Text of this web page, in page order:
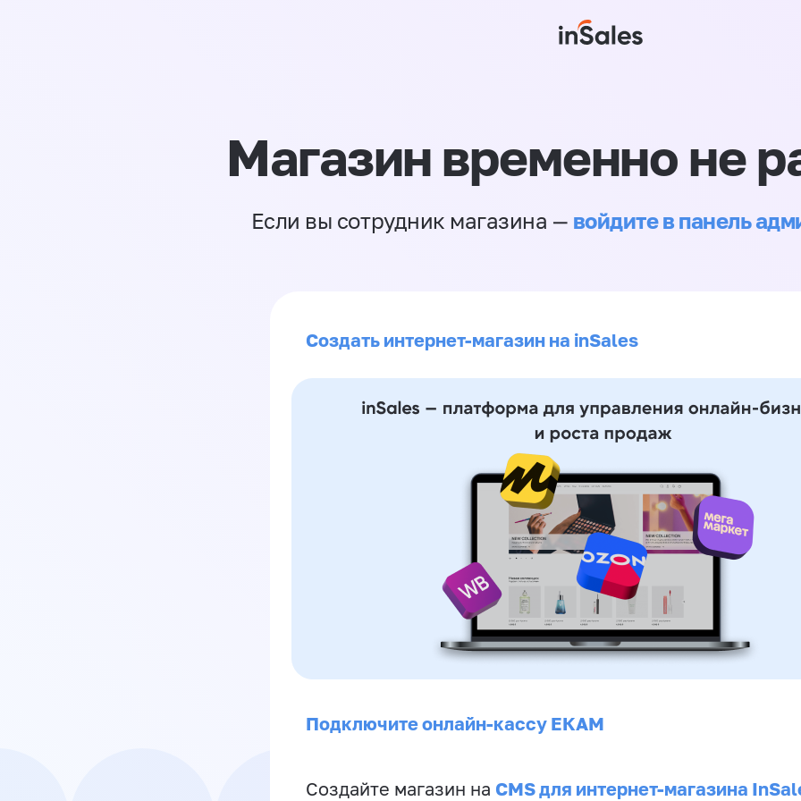
Магазин временно не
Если вы сотрудник магазина — войдите в панель
Создать интернет-магазин на inSales
Подключите онлайн-кассу ЕКАМ
Создайте магазин на CMS для интернет-магазина